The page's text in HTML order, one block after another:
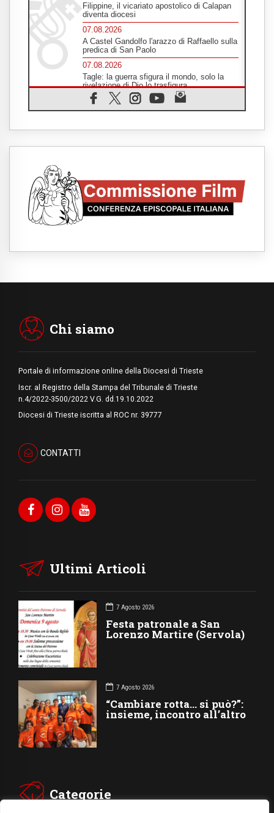
Filippine, il vicariato apostolico di Calapan
diventa diocesi
07.08.2026
A Castel Gandolfo l'arazzo di Raffaello sulla
predica di San Paolo
07.08.2026
Tagle: la guerra sfigura il mondo, solo la
rivelazione di Dio lo trasfigura
07.08.2026
Il Papa in Francia, quattro giorni intensi tra
SIGNIS 2026, dare voce alle religiose
Honduras, gli sfollati invisibili di una crisi
dimenticata
07.08.2026
Italia, Antigone: carceri al limite della
Parolin conclude il viaggio in Messico: "La
Chi siamo
Portale di informazione online della Diocesi di Trieste
Iscr. al Registro della Stampa del Tribunale di Trieste
n.4/2022-3500/2022 V.G. dd.19.10.2022
Diocesi di Trieste iscritta al ROC nr. 39777
CONTATTI
Ultimi Articoli
7 Agosto 2026
Festa patronale a San
Lorenzo Martire (Servola)
7 Agosto 2026
“Cambiare rotta… si può?”:
insieme, incontro all’altro
Categorie